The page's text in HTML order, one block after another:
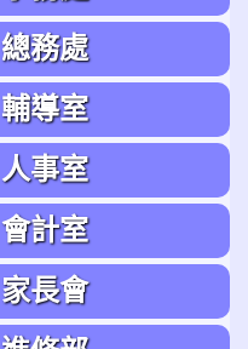
總務處
輔導室
人事室
會計室
家長會